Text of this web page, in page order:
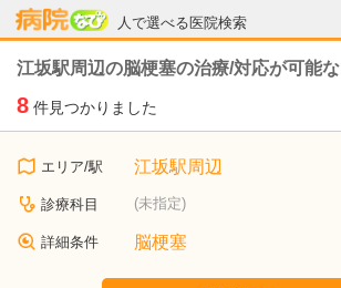
人で選べる医院検索
病院なび
江坂駅周辺の脳梗塞の治療/対応が可能な
8 件見つかりました
エリア/駅 江坂駅周辺
診療科目 (未指定)
詳細条件 脳梗塞